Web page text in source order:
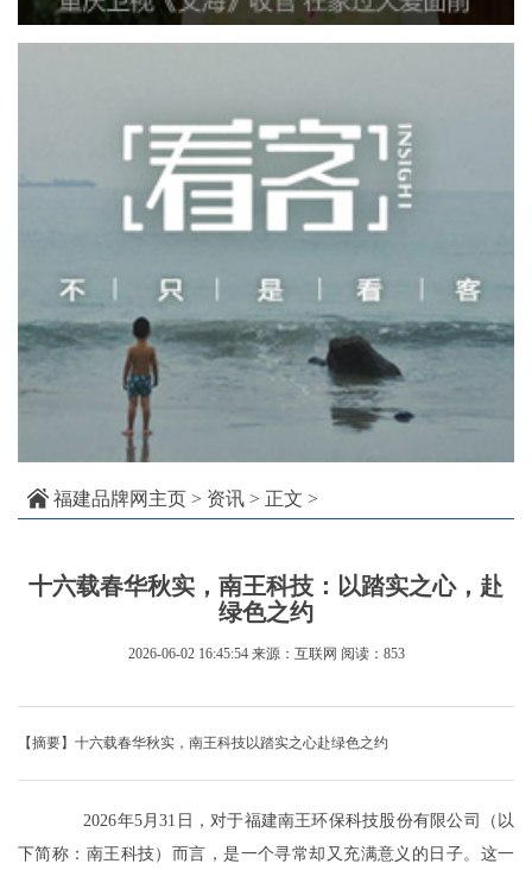
福建品牌网主页 > 资讯 > 正文 >
十六载春华秋实，南王科技：以踏实之心，赴
绿色之约
2026-06-02 16:45:54 来源：互联网 阅读：853
【摘要】十六载春华秋实，南王科技以踏实之心赴绿色之约
2026年5月31日，对于福建南王环保科技股份有限公司（以
下简称：南王科技）而言，是一个寻常却又充满意义的日子。这一